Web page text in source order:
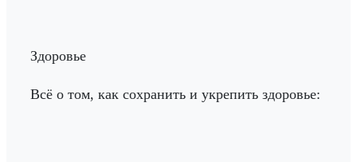
Здоровье
Всё о том, как сохранить и укрепить здоровье: